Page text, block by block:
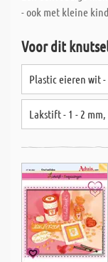
- ook met kleine
Voor dit
Plastic eieren wit -
Lakstift - 1 - 2